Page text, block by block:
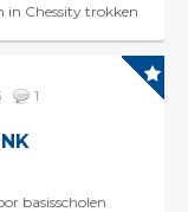
in Chessity trokken
1
basisscholen